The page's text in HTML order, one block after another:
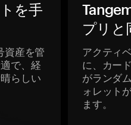
を手
資産を管
で、経
らしい
プリと
アクティ
に、カー
がランダ
ォレット
ます。